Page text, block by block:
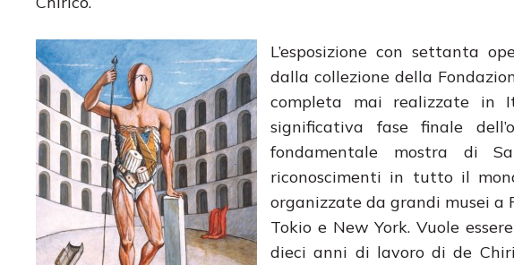
L’esposizione con settanta
dalla collezione della
completa mai realizzate in
significativa fase finale
fondamentale mostra di
riconoscimenti in tutto il
organizzate da grandi musei a
Tokio e New York. Vuole
dieci anni di lavoro di de